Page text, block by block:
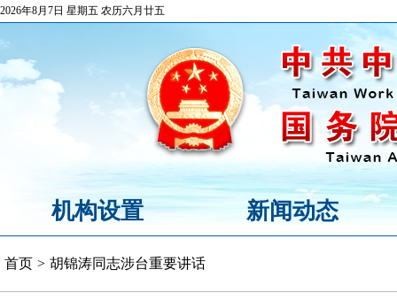
2026年8月7日 星期五 农历六月廿五
机构设置 新闻动态
首页 > 胡锦涛同志涉台重要讲话